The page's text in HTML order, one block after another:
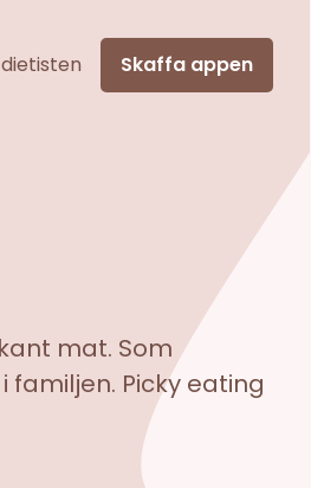
Skaffa appen
mat. Som
Picky eating